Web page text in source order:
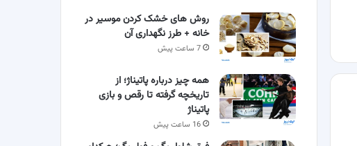
روش های خشک کردن موسیر در
خانه + طرز نگهداری آن
7 ساعت پیش
همه چیز درباره پاتیناژ؛ از
تاریخچه گرفته تا رقص و بازی
پاتیناژ
16 ساعت پیش